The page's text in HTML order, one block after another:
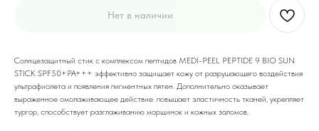
Нет в наличии
Солнцезащитный стик с комплексом пептидов MEDI-PEEL PEPTIDE 9 BIO SUN
STICK SPF50+PA+++ эффективно защищает кожу от разрушающего воздействия
ультрафиолета и появления пигментных пятен. Дополнительно оказывает
выраженное омолаживающее действие: повышает эластичность тканей, укрепляет
тургор, способствует разглаживанию морщинок и кожных заломов.